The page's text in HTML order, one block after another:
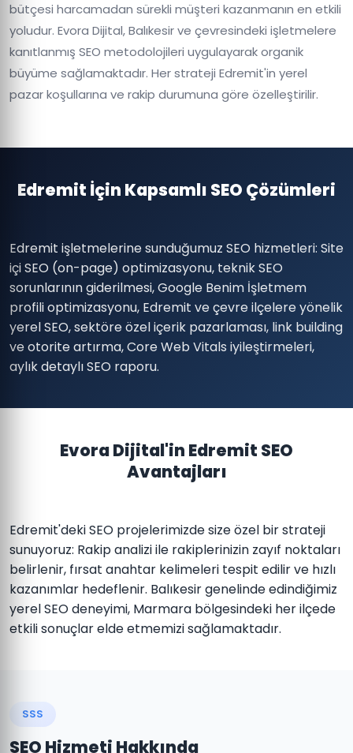
bütçesi harcamadan sürekli müşteri kazanmanın en etkili
yoludur. Evora Dijital, Balıkesir ve çevresindeki işletmelere
kanıtlanmış SEO metodolojileri uygulayarak organik
büyüme sağlamaktadır. Her strateji Edremit'in yerel
pazar koşullarına ve rakip durumuna göre özelleştirilir.
Edremit İçin Kapsamlı SEO Çözümleri
Edremit işletmelerine sunduğumuz SEO hizmetleri: Site
içi SEO (on-page) optimizasyonu, teknik SEO
sorunlarının giderilmesi, Google Benim İşletmem
profili optimizasyonu, Edremit ve çevre ilçelere yönelik
yerel SEO, sektöre özel içerik pazarlaması, link building
ve otorite artırma, Core Web Vitals iyileştirmeleri,
aylık detaylı SEO raporu.
Evora Dijital'in Edremit SEO
Avantajları
Edremit'deki SEO projelerimizde size özel bir strateji
sunuyoruz: Rakip analizi ile rakiplerinizin zayıf noktaları
belirlenir, fırsat anahtar kelimeleri tespit edilir ve hızlı
kazanımlar hedeflenir. Balıkesir genelinde edindiğimiz
yerel SEO deneyimi, Marmara bölgesindeki her ilçede
etkili sonuçlar elde etmemizi sağlamaktadır.
SSS
SEO Hizmeti Hakkında